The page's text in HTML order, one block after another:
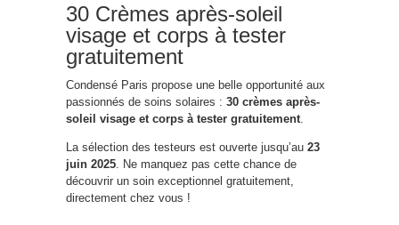
30 Crèmes après-soleil
visage et corps à tester
gratuitement
Condensé Paris propose une belle opportunité aux
passionnés de soins solaires : 30 crèmes après-
soleil visage et corps à tester gratuitement
La sélection des testeurs est ouverte jusqu’au 23
juin 2025 . Ne manquez pas cette chance de
découvrir un soin exceptionnel gratuitement,
directement chez vous !